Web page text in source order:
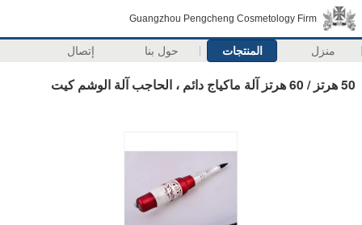
Guangzhou Pengcheng Cosmetology Firm
منزل المنتجات حول بنا إتصال
50 هرتز / 60 هرتز آلة ماكياج دائم ، الحاجب آلة الوشم كيت